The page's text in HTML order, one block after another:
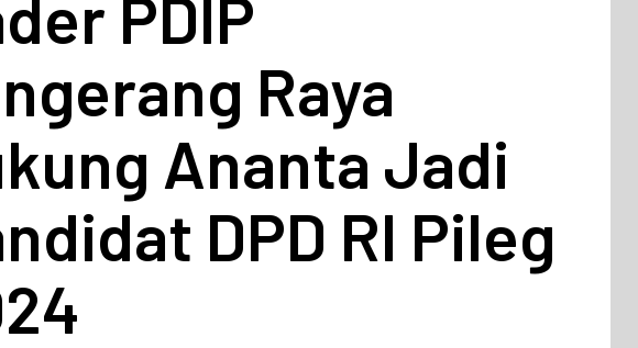
PDIP
Raya
Ananta Jadi
DPD RI Pileg